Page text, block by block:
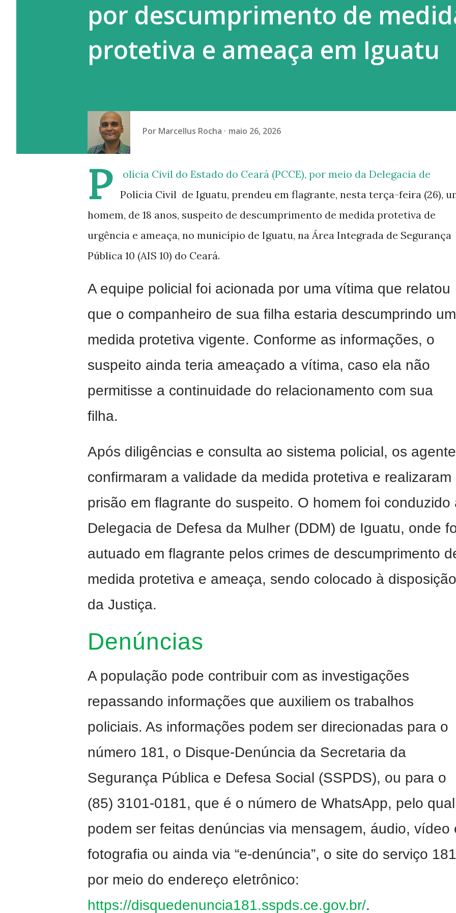
a prática do empregador que gera esse constrang...
por descumprimento de
protetiva e ameaça em Iguatu
Por Marcellus Rocha maio 26, 2026
P
olícia Civil do Estado do Ceará (PCCE), por meio da Delegacia de
Polícia Civil de Iguatu, prendeu em flagrante, nesta terça-feira (26),
homem, de 18 anos, suspeito de descumprimento de medida protetiva de
urgência e ameaça, no município de Iguatu, na Área Integrada de Segurança
Pública 10 (AIS 10) do Ceará.
A equipe policial foi acionada por uma vítima que relatou
que o companheiro de sua filha estaria descumprindo
medida protetiva vigente. Conforme as informações, o
suspeito ainda teria ameaçado a vítima, caso ela não
permitisse a continuidade do relacionamento com sua
filha.
Após diligências e consulta ao sistema policial, os
confirmaram a validade da medida protetiva e realizaram
prisão em flagrante do suspeito. O homem foi conduzido
Delegacia de Defesa da Mulher (DDM) de Iguatu, onde
autuado em flagrante pelos crimes de descumprimento
medida protetiva e ameaça, sendo colocado à disposição
da Justiça.
Denúncias
A população pode contribuir com as investigações
repassando informações que auxiliem os trabalhos
policiais. As informações podem ser direcionadas para o
número 181, o Disque-Denúncia da Secretaria da
Segurança Pública e Defesa Social (SSPDS), ou para o
(85) 3101-0181, que é o número de WhatsApp, pelo qual
podem ser feitas denúncias via mensagem, áudio, vídeo
fotografia ou ainda via “e-denúncia”, o site do serviço
por meio do endereço eletrônico:
https://disquedenuncia181.sspds.ce.gov.br/.